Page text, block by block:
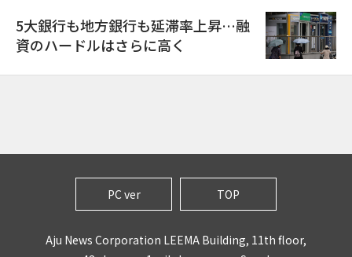
5大銀行も地方銀行も延滞率上昇…融
資のハードルはさらに高く
PC ver TOP
Aju News Corporation LEEMA Building, 11th floor,